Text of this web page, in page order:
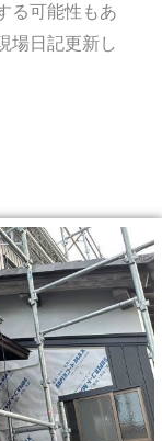
る可能性もあ
場日記更新し